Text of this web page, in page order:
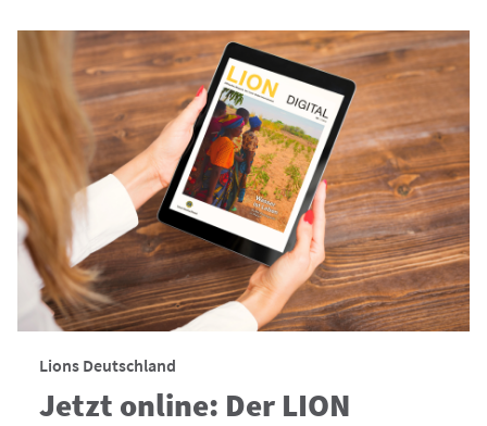
Lions Deutschland
Jetzt online: Der LION